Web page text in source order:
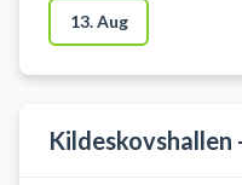
valby
#spille-badminton-valby
13. Aug